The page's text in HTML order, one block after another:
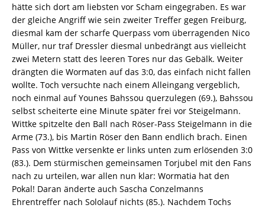
hätte sich dort am liebsten vor Scham eingegraben. Es war
der gleiche Angriff wie sein zweiter Treffer gegen Freiburg,
diesmal kam der scharfe Querpass vom überragenden Nico
Müller, nur traf Dressler diesmal unbedrängt aus vielleicht
zwei Metern statt des leeren Tores nur das Gebälk. Weiter
drängten die Wormaten auf das 3:0, das einfach nicht fallen
wollte. Toch versuchte nach einem Alleingang vergeblich,
noch einmal auf Younes Bahssou querzulegen (69.), Bahssou
selbst scheiterte eine Minute später frei vor Steigelmann.
Wittke spitzelte den Ball nach Röser-Pass Steigelmann in die
Arme (73.), bis Martin Röser den Bann endlich brach. Einen
Pass von Wittke versenkte er links unten zum erlösenden 3:0
(83.). Dem stürmischen gemeinsamen Torjubel mit den Fans
nach zu urteilen, war allen nun klar: Wormatia hat den
Pokal! Daran änderte auch Sascha Conzelmanns
Ehrentreffer nach Sololauf nichts (85.). Nachdem Tochs